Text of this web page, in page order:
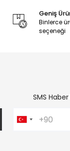
Geniş
Binlerce
seçeneği
SMS